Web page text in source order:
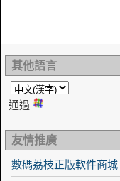
其他語言
通過
友情推廣
數碼荔枝正版軟件商城